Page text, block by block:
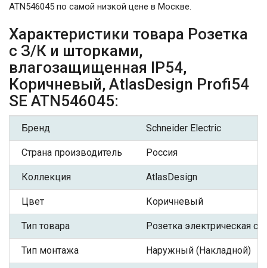
ATN546045 по самой низкой цене в Москве.
Характеристики товара Розетка
с З/К и шторками,
влагозащищенная IP54,
Коричневый, AtlasDesign Profi54
SE ATN546045:
Бренд Schneider Electric
Страна производитель Россия
Коллекция AtlasDesign
Цвет Коричневый
Тип товара Розетка электрическая с
Тип монтажа Наружный (Накладной)